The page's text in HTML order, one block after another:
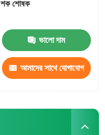
শক শোষক
ভালো দাম
আমাদের সাথে যোগাযোগ